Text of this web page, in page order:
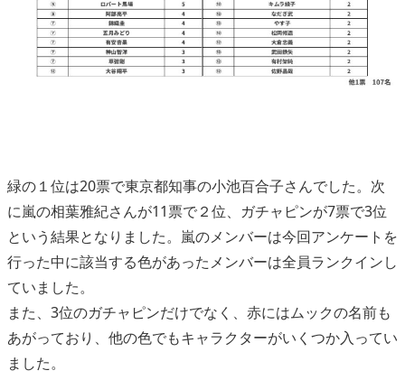
緑の１位は20票で東京都知事の小池百合子さんでした。次
に嵐の相葉雅紀さんが11票で２位、ガチャピンが7票で3位
という結果となりました。嵐のメンバーは今回アンケートを
行った中に該当する色があったメンバーは全員ランクインし
ていました。
また、3位のガチャピンだけでなく、赤にはムックの名前も
あがっており、他の色でもキャラクターがいくつか入ってい
ました。